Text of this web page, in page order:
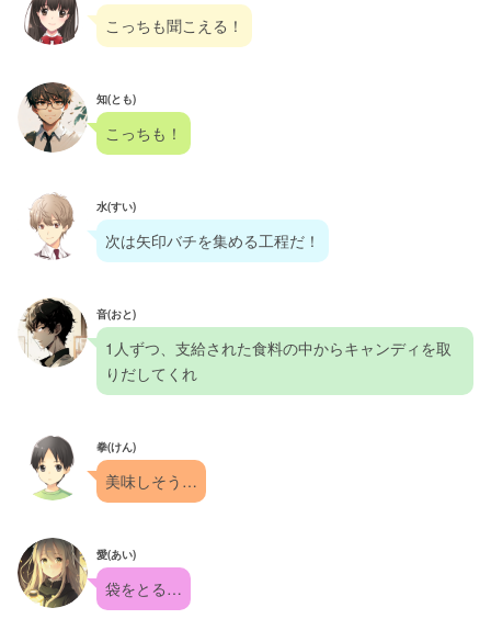
こっちも聞こえる！
知(とも)
こっちも！
水(すい)
次は矢印バチを集める工程だ！
音(おと)
1人ずつ、支給された食料の中からキャンディを取
りだしてくれ
拳(けん)
美味しそう…
愛(あい)
袋をとる…